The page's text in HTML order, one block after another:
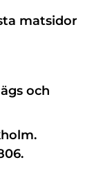
matsidor
och